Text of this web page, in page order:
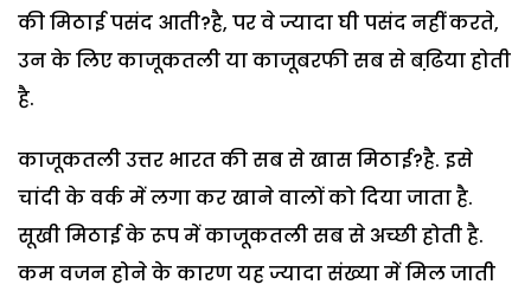
की मिठाई पसंद आती?है, पर वे ज्यादा घी पसंद नहीं करते,
उन के लिए काजूकतली या काजूबरफी सब से बढि़या होती
है.
काजूकतली उत्तर भारत की सब से खास मिठाई?है. इसे
चांदी के वर्क में लगा कर खाने वालों को दिया जाता है.
सूखी मिठाई के रूप में काजूकतली सब से अच्छी होती है.
कम वजन होने के कारण यह ज्यादा संख्या में मिल जाती